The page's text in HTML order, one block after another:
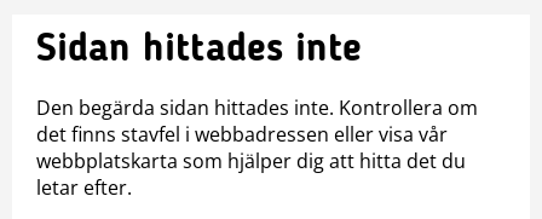
Sidan hittades inte
Den begärda sidan hittades inte. Kontrollera om
det finns stavfel i webbadressen eller visa vår
webbplatskarta som hjälper dig att hitta det du
letar efter.